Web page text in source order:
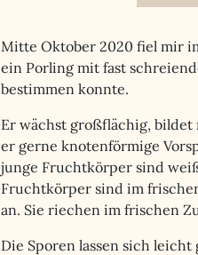
Mitte Oktober 2020 fiel mir
ein Porling mit fast
bestimmen konnte.
Er wächst großflächig,
er gerne knotenförmige
junge Fruchtkörper sind
Fruchtkörper sind im
an. Sie riechen im frischen
Die Sporen lassen sich